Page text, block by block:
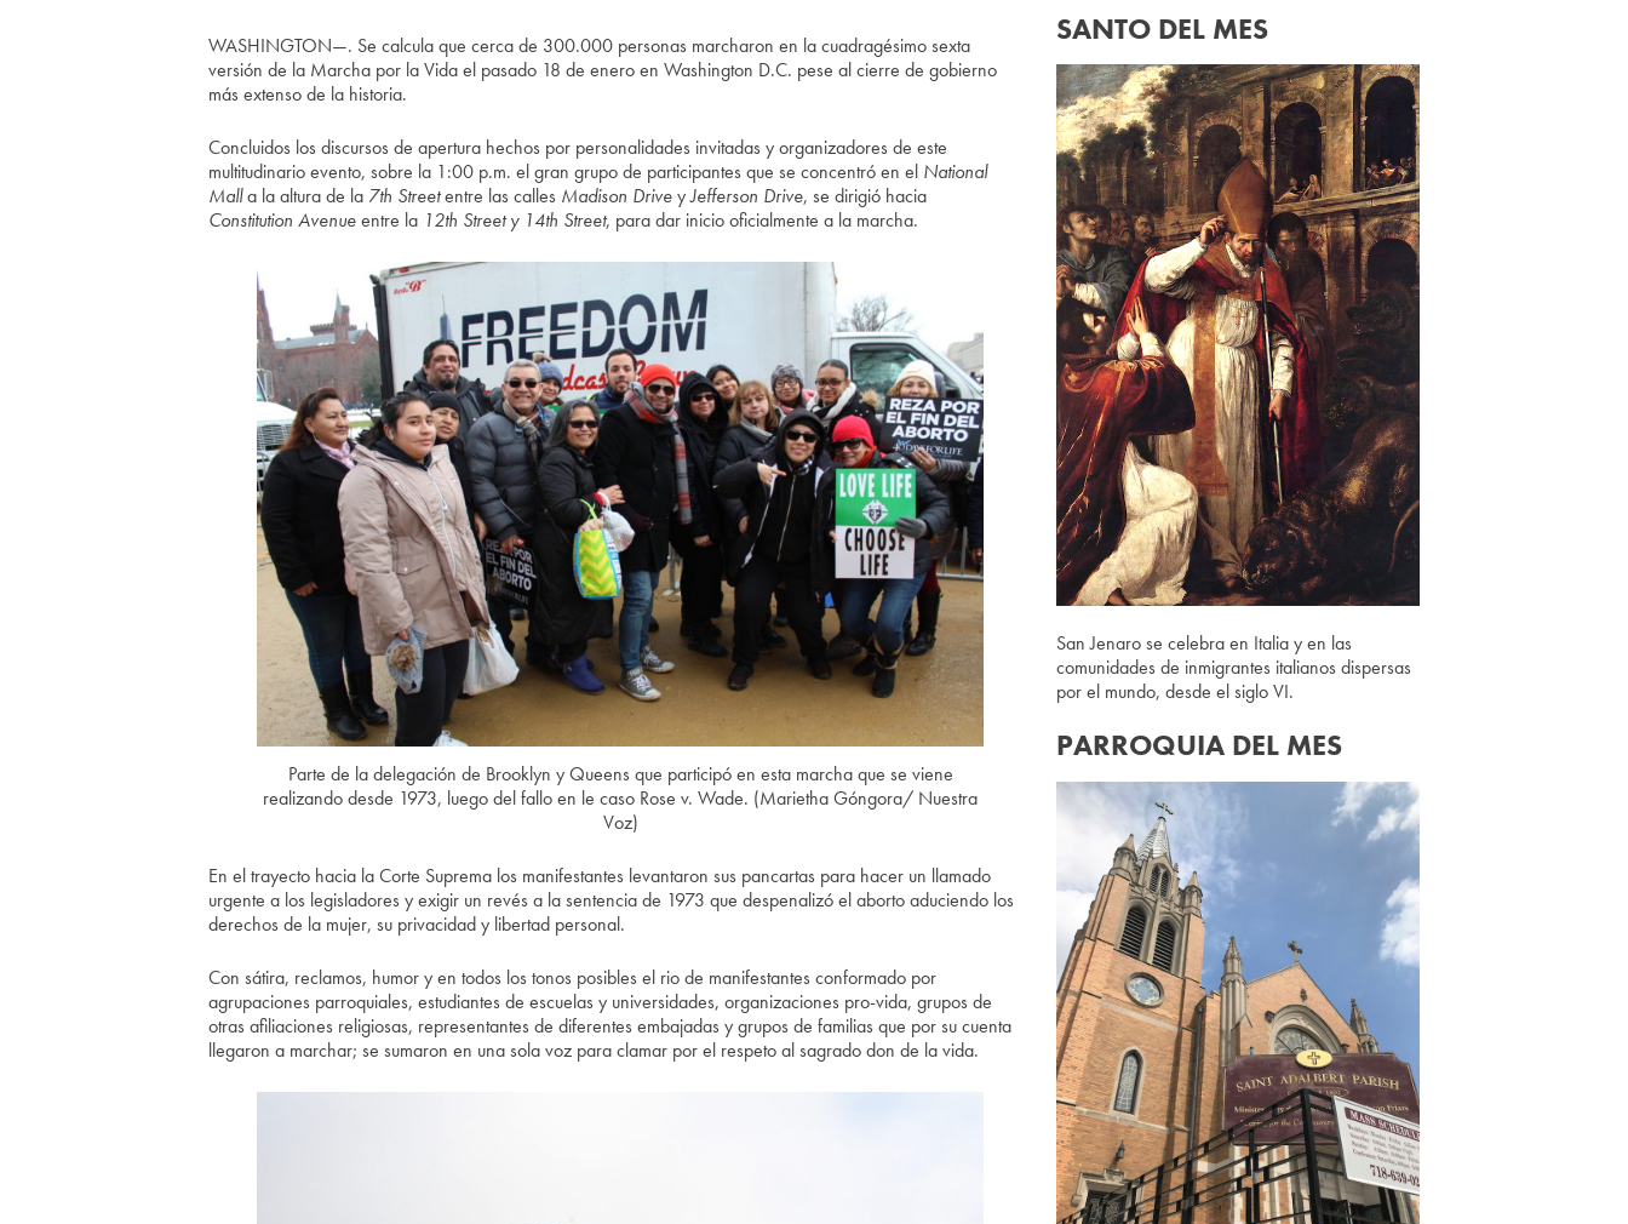
WASHINGTON—. Se calcula que cerca de 300.000 personas marcharon en la cuadragésimo sexta
versión de la Marcha por la Vida el pasado 18 de enero en Washington D.C. pese al cierre de gobierno
más extenso de la historia.
Concluidos los discursos de apertura hechos por personalidades invitadas y organizadores de este
multitudinario evento, sobre la 1:00 p.m. el gran grupo de participantes que se concentró en el National
Malla la altura de la 7th Streetentre las calles Madison DriveyJefferson Drive, se dirigió hacia
Constitution Avenueentre la 12th Street y 14th Street, para dar inicio oficialmente a la marcha.
Parte de la delegación de Brooklyn y Queens que participó en esta marcha que se viene
realizando desde 1973, luego del fallo en le caso Rose v. Wade. (Marietha Góngora/ Nuestra
Voz)
En el trayecto hacia la Corte Suprema los manifestantes levantaron sus pancartas para hacer un llamado
urgente a los legisladores y exigir un revés a la sentencia de 1973 que despenalizó el aborto aduciendo los
derechos de la mujer, su privacidad y libertad personal.
Con sátira, reclamos, humor y en todos los tonos posibles el rio de manifestantes conformado por
agrupaciones parroquiales, estudiantes de escuelas y universidades, organizaciones pro-vida, grupos de
otras afiliaciones religiosas, representantes de diferentes embajadas y grupos de familias que por su cuenta
llegaron a marchar; se sumaron en una sola voz para clamar por el respeto al sagrado don de la vida.
SANTO DEL MES
San Jenaro se celebra en Italia y en las
comunidades de inmigrantes italianos dispersas
por el mundo, desde el siglo VI.
PARROQUIA DEL MES